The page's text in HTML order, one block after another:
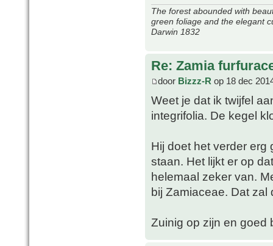
The forest abounded with
green foliage and the elegant
Darwin 1832
Re: Zamia
door Bizzz-R op 18 dec
Weet je dat ik twijfel
integrifolia. De kegel
Hij doet het verder erg
staan. Het lijkt er op
helemaal zeker van.
bij Zamiaceae. Dat zal
Zuinig op zijn en goed